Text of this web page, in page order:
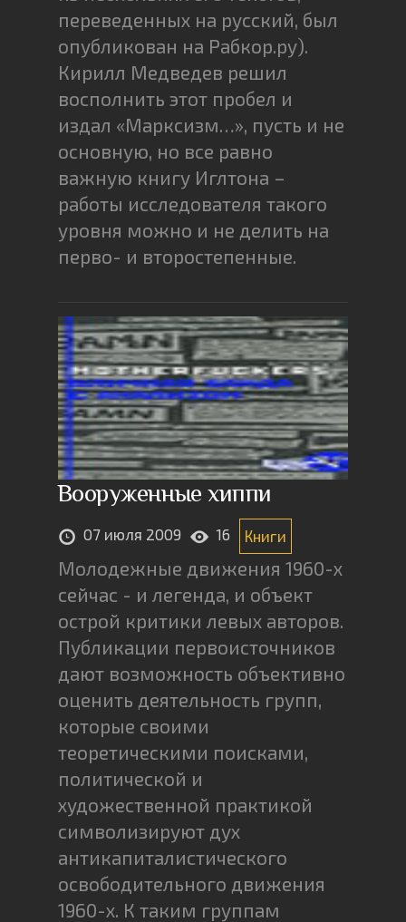
переведенных на русский, был
опубликован на Рабкор.ру).
Кирилл Медведев решил
восполнить этот пробел и
издал «Марксизм…», пусть и не
основную, но все равно
важную книгу Иглтона –
работы исследователя такого
уровня можно и не делить на
перво- и второстепенные.
Вооруженные хиппи
07 июля 2009 16 Книги
Молодежные движения 1960-х
сейчас - и легенда, и объект
острой критики левых авторов.
Публикации первоисточников
дают возможность объективно
оценить деятельность групп,
которые своими
теоретическими поисками,
политической и
художественной практикой
символизируют дух
антикапиталистического
освободительного движения
1960-х. К таким группам